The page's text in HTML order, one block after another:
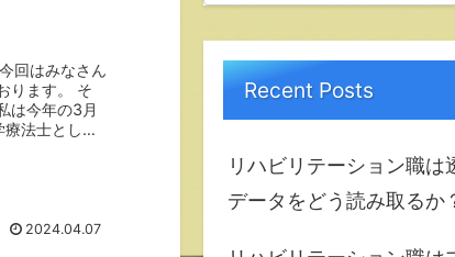
回はみなさん
ります。 そ
は今年の3月
法士として
2024.04.07
Recent Posts
リハビリテーション職は
データをどう読み取るか